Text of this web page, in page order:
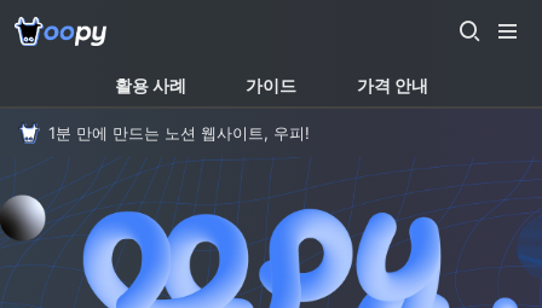
활용 사례 가이드 가격 안내
1분 만에 만드는 노션 웹사이트, 우피!